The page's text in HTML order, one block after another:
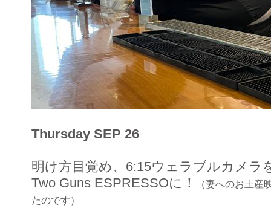
Thursday SEP 26
明け方目覚め、6:15ウェラブルカメラ
Two Guns ESPRESSOに！
（妻へのお土産
たのです）